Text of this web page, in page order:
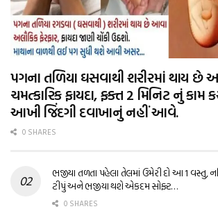
પગના તળિયા ઘસવાથી શરીરમાં થાય છે
ચમત્કારિક ફાયદા, ફક્ત 2 મિનિટ નું કામ
આખી જિંદગી દવાખાનું નહીં આવે.
0 SHARES
ભજીયા તળતા પહેલા તેલમાં ઉમેરી દો આ 1
ટીપું અને ભજીયા થશે એકદમ સોફ્ટ…
0 SHARES